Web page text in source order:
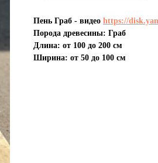
Пень Граб - видео https://
Порода древесины: Граб
Длина: от 100 до 200 см
Ширина: от 50 до 100 см